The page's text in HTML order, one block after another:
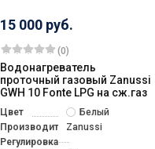
15 000 руб.
(0)
Водонагреватель
проточный газовый Zanussi
GWH 10 Fonte LPG на сж.газ
Цвет
Белый
ПроизводительZanussi
Регулировка